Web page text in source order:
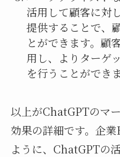
活用して顧客に対
提供することで、
とができます。顧
用し、よりターゲ
を行うことができま
以上がChatGPTのマ
効果の詳細です。企
ように、ChatGPTの